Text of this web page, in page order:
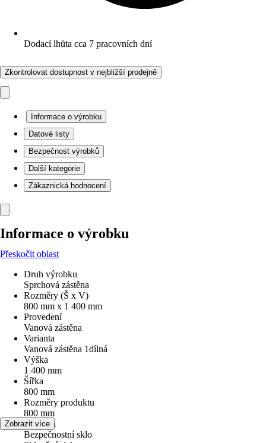
Dodací lhůta cca 7 pracovních dní
Zkontrolovat dostupnost v nejbližší prodejně
Informace o výrobku
Datové listy
Bezpečnost výrobků
Další kategorie
Zákaznická hodnocení
Informace o výrobku
Přeskočit oblast
Druh výrobku
Sprchová zástěna
Rozměry (Š x V)
800 mm x 1 400 mm
Provedení
Vanová zástěna
Varianta
Vanová zástěna 1dílná
Výška
1 400 mm
Šířka
800 mm
Rozměry produktu
800 mm
Typ skla
Bezpečnostní sklo
Zobrazit více